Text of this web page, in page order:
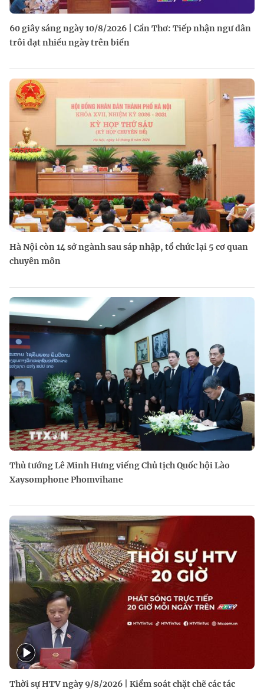
60 giây sáng ngày 10/8/2026 | Cần Thơ: Tiếp nhận ngư dân
trôi dạt nhiều ngày trên biển
Hà Nội còn 14 sở ngành sau sáp nhập, tổ chức lại 5 cơ quan
chuyên môn
Thủ tướng Lê Minh Hưng viếng Chủ tịch Quốc hội Lào
Xaysomphone Phomvihane
Thời sự HTV ngày 9/8/2026 | Kiểm soát chặt chẽ các tác